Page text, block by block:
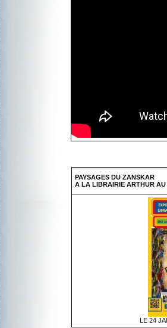
PAYSAGES DU ZANSKAR
A LA LIBRAIRIE ARTHUR AU
LE 24